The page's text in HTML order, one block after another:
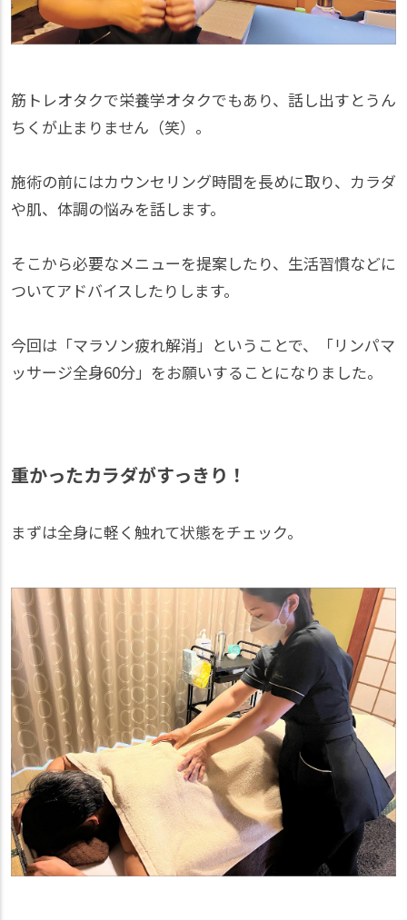
筋トレオタクで栄養学オタクでもあり、話し出すとうん
ちくが止まりません（笑）。
施術の前にはカウンセリング時間を長めに取り、カラダ
や肌、体調の悩みを話します。
そこから必要なメニューを提案したり、生活習慣などに
ついてアドバイスしたりします。
今回は「マラソン疲れ解消」ということで、「リンパマ
ッサージ全身60分」をお願いすることになりました。
重かったカラダがすっきり！
まずは全身に軽く触れて状態をチェック。